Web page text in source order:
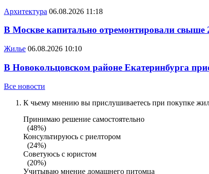
Архитектура 06.08.2026 11:18
В Москве капитально отремонтировали свыше
Жилье 06.08.2026 10:10
В Новокольцовском районе Екатеринбурга
Все новости
К чьему мнению вы прислушиваетесь при покупке
Принимаю решение самостоятельно
(48%)
Консультируюсь с риелтором
(24%)
Советуюсь с юристом
(20%)
Учитываю мнение домашнего питомца